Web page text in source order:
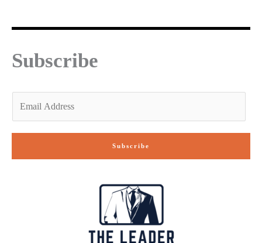
r
o
e
r
Subscribe
Subscribe